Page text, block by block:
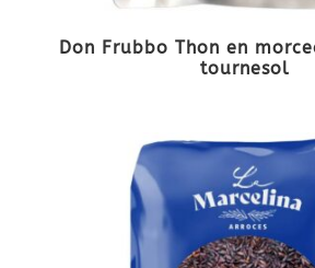
Don Frubbo Thon en
tournesol